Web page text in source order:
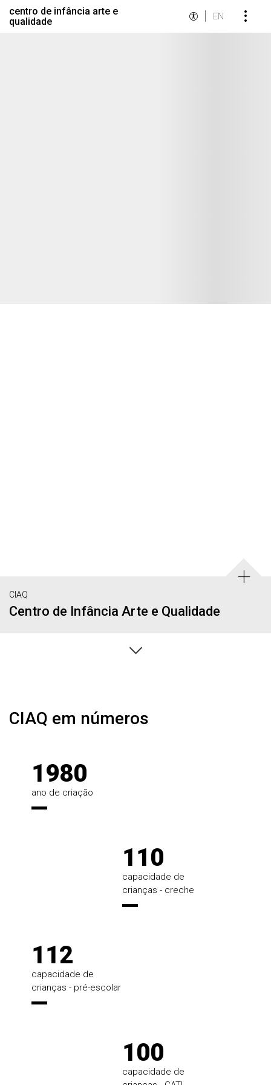
centro de infância arte e
qualidade
EN
CIAQ
Centro de Infância Arte e Qualidade
Estatísticas
CIAQ em números
1980
ano de criação
110
capacidade de
crianças - creche
112
capacidade de
crianças - pré-escolar
100
capacidade de